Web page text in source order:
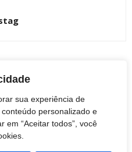
sua experiência de
personalizado e
em “Aceitar todos”, você
do autor
Vital Brasil deve ser
dias